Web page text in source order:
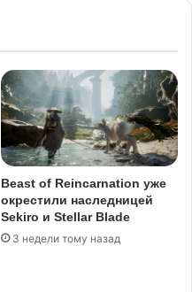
Beast of Reincarnation уже
окрестили наследницей
Sekiro и Stellar Blade
3 недели тому назад